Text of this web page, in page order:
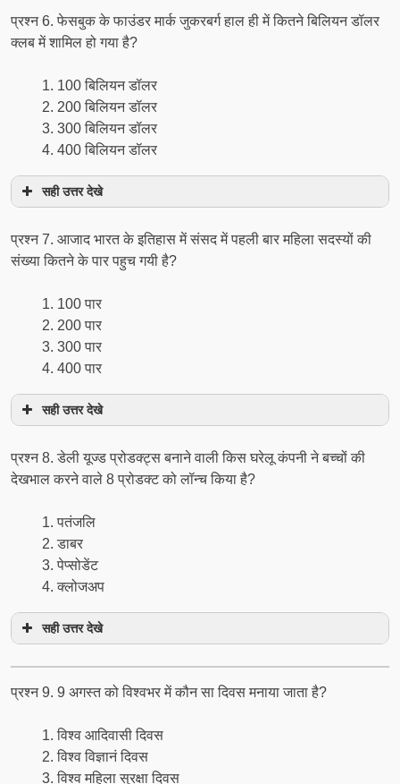
प्रश्न 6. फेसबुक के फाउंडर मार्क जुकरबर्ग हाल ही में कितने बिलियन डॉलर
क्लब में शामिल हो गया है?
100 बिलियन डॉलर
200 बिलियन डॉलर
300 बिलियन डॉलर
400 बिलियन डॉलर
सही उत्तर देखे
प्रश्न 7. आजाद भारत के इतिहास में संसद में पहली बार महिला सदस्यों की
संख्या कितने के पार पहुच गयी है?
100 पार
200 पार
300 पार
400 पार
सही उत्तर देखे
प्रश्न 8. डेली यूज्ड प्रोडक्ट्स बनाने वाली किस घरेलू कंपनी ने बच्चों की
देखभाल करने वाले 8 प्रोडक्ट को लॉन्च किया है?
पतंजलि
डाबर
पेप्सोडेंट
क्लोजअप
सही उत्तर देखे
प्रश्न 9. 9 अगस्त को विश्वभर में कौन सा दिवस मनाया जाता है?
विश्व आदिवासी दिवस
विश्व विज्ञानं दिवस
विश्व महिला सुरक्षा दिवस